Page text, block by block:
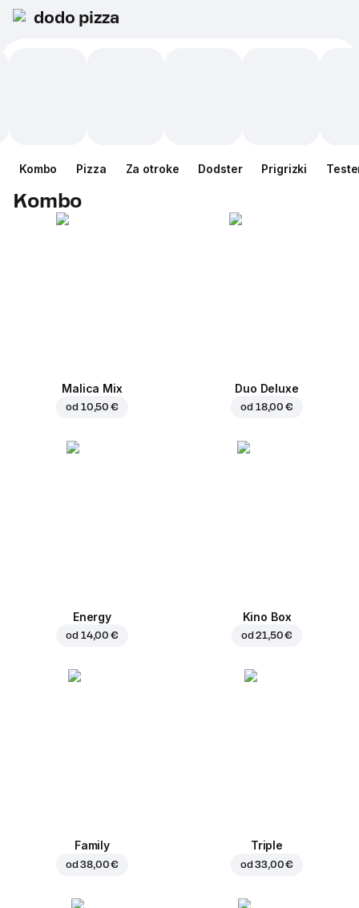
dodo pizza
Kombo Pizza Za otroke Dodster Prigrizki
Kombo
Malica Mix
od 10,50 €
Duo Deluxe
od 18,00 €
Energy
od 14,00 €
Kino Box
od21,50 €
Family
od38,00 €
Triple
od33,00 €